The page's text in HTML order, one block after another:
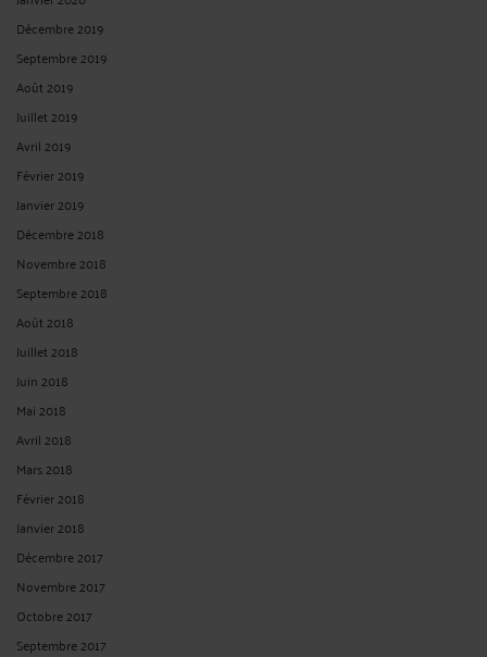
Décembre 2019
Septembre 2019
Août 2019
Juillet 2019
Avril 2019
Février 2019
Janvier 2019
Décembre 2018
Novembre 2018
Septembre 2018
Août 2018
Juillet 2018
Juin 2018
Mai 2018
Avril 2018
Mars 2018
Février 2018
Janvier 2018
Décembre 2017
Novembre 2017
Octobre 2017
Septembre 2017